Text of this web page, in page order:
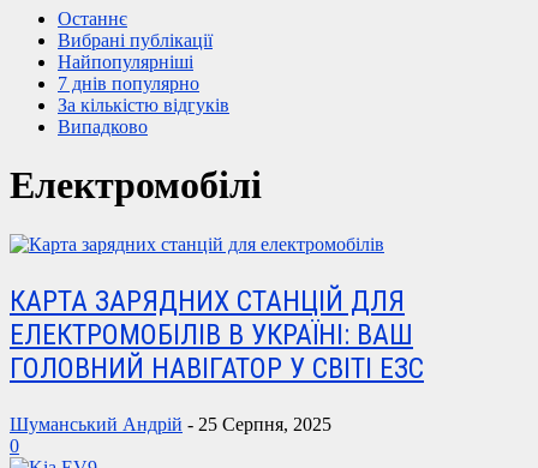
Останнє
Вибрані публікації
Найпопулярніші
7 днів популярно
За кількістю відгуків
Випадково
Електромобілі
КАРТА ЗАРЯДНИХ СТАНЦІЙ ДЛЯ
ЕЛЕКТРОМОБІЛІВ В УКРАЇНІ: ВАШ
ГОЛОВНИЙ НАВІГАТОР У СВІТІ ЕЗС
Шуманський Андрій - 25 Серпня, 2025
0